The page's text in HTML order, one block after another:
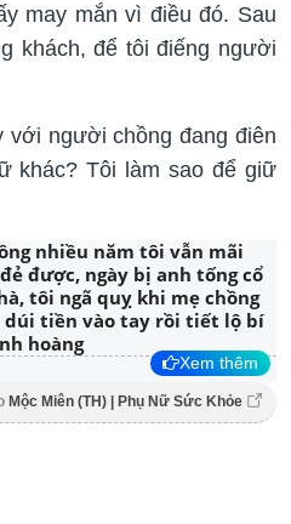
may mắn vì điều đó. Sau
khách, để tôi điếng người
với người chồng đang điên
khác? Tôi làm sao để giữ
nhiều năm tôi vẫn mãi
được, ngày bị anh tống cổ
tôi ngã quỵ khi mẹ chồng
tiền vào tay rồi tiết lộ bí
hoàng
Xem thêm
Mộc Miên (TH) | Phụ Nữ Sức Khỏe